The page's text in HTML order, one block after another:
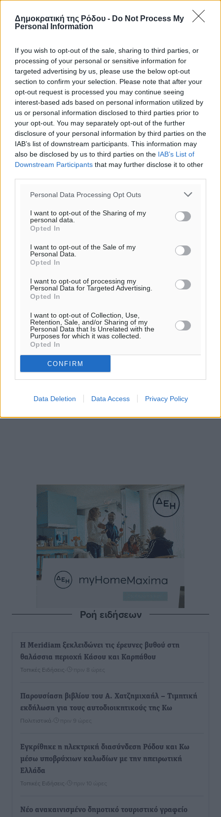
Δημοκρατική της Ρόδου - Do Not Process My
Personal Information
If you wish to opt-out of the sale, sharing to third parties, or
processing of your personal or sensitive information for
targeted advertising by us, please use the below opt-out
section to confirm your selection. Please note that after your
opt-out request is processed you may continue seeing
interest-based ads based on personal information utilized by
us or personal information disclosed to third parties prior to
your opt-out. You may separately opt-out of the further
disclosure of your personal information by third parties on the
IAB’s list of downstream participants. This information may
also be disclosed by us to third parties on the IAB’s List of
Downstream Participants that may further disclose it to other
Personal Data Processing Opt Outs
I want to opt-out of the Sharing of my
personal data.
Opted In
I want to opt-out of the Sale of my
Personal Data.
Opted In
I want to opt-out of processing my
Personal Data for Targeted Advertising.
Opted In
I want to opt-out of Collection, Use,
Retention, Sale, and/or Sharing of my
Personal Data that Is Unrelated with the
Purposes for which it was collected.
Opted In
CONFIRM
Data Deletion Data Access Privacy Policy
o καιρός τώρα:
αίθριος καιρός
37%
13 km/h
Δ
25°/26°
06:18
20:07
πρόγνωση:
31
ΣΑ
Ροή ειδήσεων
Η Meridiam ξεκλειδώνει τις έρευνες βυθού στη
θαλάσσια περιοχή Κάσου και Καρπάθου
Τοπικές Ειδήσεις πριν 8 ώρες
Παρουσίαση βιβλίου του Α. Χατζημιχαήλ – Τιμητική
εκδήλωση για τους αυτοδιοικητικούς της Κω
Πολιτιστικά πριν 9 ώρες
Εγκρίθηκε η ηλεκτρική διασύνδεση Ρόδου και Κω
μέσω υποβρύχιων καλωδίων με την ηπειρωτική
Ελλάδα
Τοπικές Ειδήσεις πριν 10 ώρες
Νέο ανακαινισμένο δημοτικό τουριστικό γραφείο